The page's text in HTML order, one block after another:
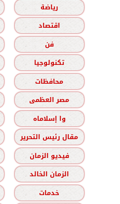
رياضة
اقتصاد
فن
تكنولوجيا
محافظات
مصر العظمى
وا إسلاماه
مقال رئيس التحرير
فيديو الزمان
الزمان الخالد
خدمات